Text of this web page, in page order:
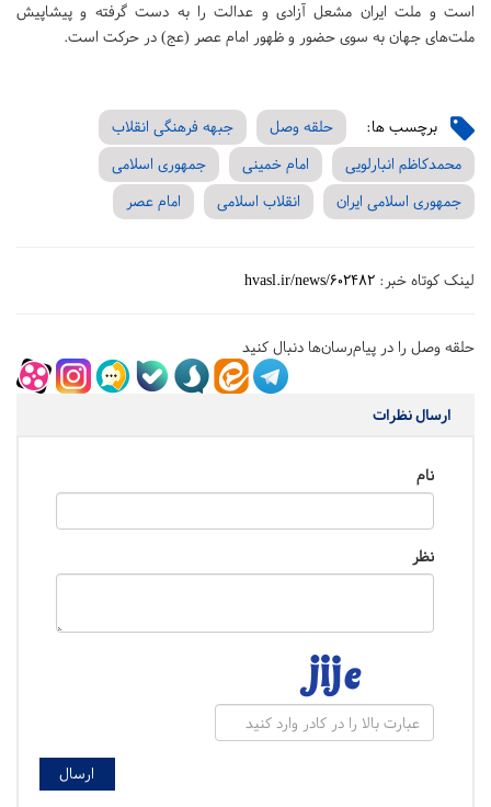
است و ملت ایران مشعل آزادی و عدالت را به دست گرفته و پیشاپیش
ملت‌های جهان به سوی حضور و ظهور امام عصر (عج) در حرکت است.
برچسب ها: حلقه وصل
جبهه فرهنگی انقلاب
محمدکاظم انبارلویی
امام خمینی
جمهوری اسلامی
جمهوری اسلامی ایران
انقلاب اسلامی امام عصر
لینک کوتاه خبر: hvasl.ir/news/602482
حلقه وصل را در پیام‌رسان‌ها دنبال کنید
ارسال نظرات
نام
نظر